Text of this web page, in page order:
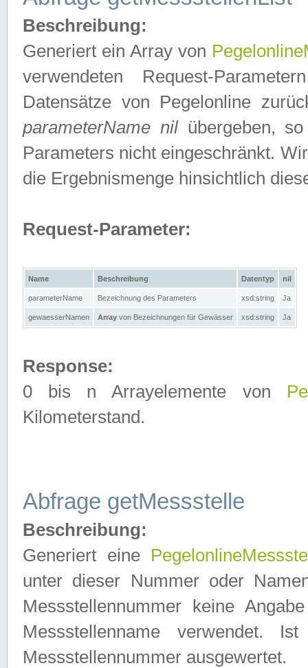
Beschreibung:
Generiert ein Array von
verwendeten Request-
Datensätze von Pegelonline
parameterName nilübergeben, so
Parameters nicht eingeschränkt.
die Ergebnismenge hinsichtlich
Request-Parameter:
Name Beschreibung Datentyp nil
parameterName Bezeichnung des Parameters xsd:string Ja
gewaesserNamen Array von Bezeichnungen für Gewässer xsd:string Ja
Response:
0 bis n Arrayelemente von
Kilometerstand.
Abfrage getMessstelle
Beschreibung:
Generiert eine
unter dieser Nummer oder
Messstellennummer keine
Messstellenname verwendet.
Messstellennummer ausgewertet.